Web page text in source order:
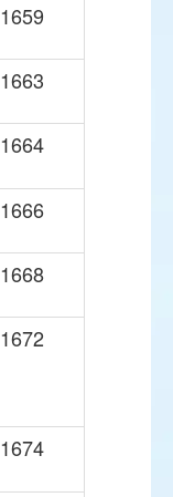
1659
1663
1664
1666
1668
1672
1674